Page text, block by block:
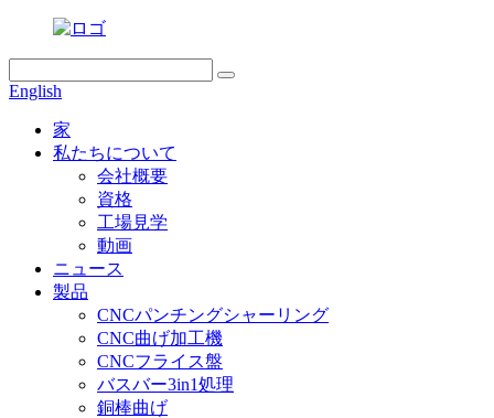
English
家
私たちについて
会社概要
資格
工場見学
動画
ニュース
製品
CNCパンチングシャーリング
CNC曲げ加工機
CNCフライス盤
バスバー3in1処理
銅棒曲げ